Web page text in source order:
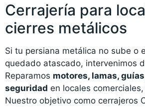
Cerrajería para
cierres metálicos
Si tu persiana metálica no sube o
quedado atascado, intervenimos
Reparamos motores, lamas,
seguridad en locales
Nuestro objetivo como cerrajeros